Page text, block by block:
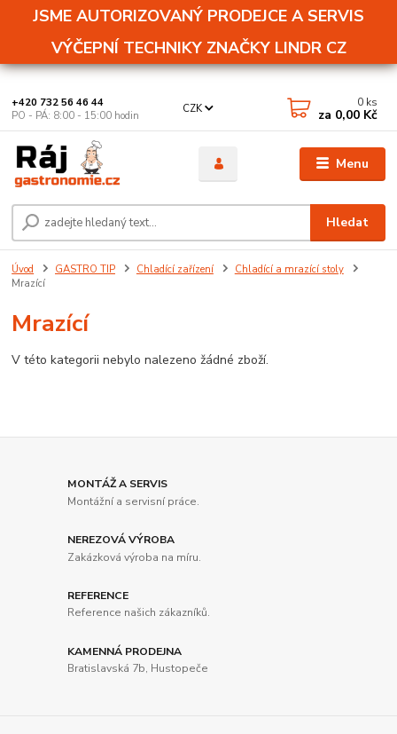
JSME AUTORIZOVANÝ PRODEJCE A SERVIS
VÝČEPNÍ TECHNIKY ZNAČKY LINDR CZ
Menu
CZK
Hledat
+420 732 56 46 44
PO - PÁ: 8:00 - 15:00 hodin
0 ks
za 0,00 Kč
Úvod GASTRO TIP Chladící zařízení
Chladící a mrazící stoly
Mrazící
Mrazící
V této kategorii nebylo nalezeno žádné zboží.
MONTÁŽ A SERVIS
Montážní a servisní práce.
NEREZOVÁ VÝROBA
Zakázková výroba na míru.
REFERENCE
Reference našich zákazníků.
KAMENNÁ PRODEJNA
Bratislavská 7b, Hustopeče